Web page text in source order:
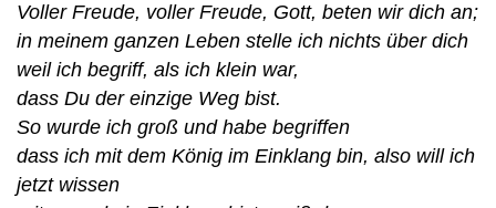
Voller Freude, voller Freude, Gott, beten wir dich an;
in meinem ganzen Leben stelle ich nichts über dich
weil ich begriff, als ich klein war,
dass Du der einzige Weg bist.
So wurde ich groß und habe begriffen
dass ich mit dem König im Einklang bin, also will ich
jetzt wissen